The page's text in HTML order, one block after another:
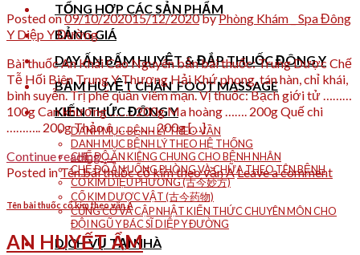
TỔNG HỢP CÁC SẢN PHẨM
BẢNG GIÁ
DAY ẤN BẤM HUYỆT & ĐẮP THUỐC ĐÔNG Y
BẤM HUYỆT CHÂN_FOOT MASSAGE
KIẾN THỨC ĐÔNG Y
DANH MỤC BỆNH LÝ THEO VẦN
DANH MỤC BỆNH LÝ THEO HỆ THỐNG
CHẾ ĐỘ ĂN KIÊNG CHUNG CHO BỆNH NHÂN
CHẾ ĐỘ ĂN UỐNG PHÒNG VÀ CHỮA THEO TÊN BỆNH
CỔ KIM DIỆU PHƯƠNG (古今妙方)
CỔ KIM DƯỢC VẬT (古今药物)
CỦNG CỐ VÀ CẬP NHẬT KIẾN THỨC CHUYÊN MÔN CHO
ĐỘI NGŨ Y BÁC SĨ DIỆP Y ĐƯỜNG
DỊCH VỤ TẠI NHÀ
Posted on09/10/202015/12/2020byPhòng Khám _ Spa Đông
Y Diệp Y Đường
Bài thuốc An Khái Cao Nguyên bản bài thuốc: Trung Dược Chế
Tễ Hối Biên Trung Y Thượng Hải Khứ phong, tán hàn, chỉ khái,
bình suyễn. Trị phế quản viêm mạn. Vị thuốc: Bạch giới tử ………
100g Can khương …….. 200g Ma hoàng ……. 200g Quế chi
……….. 200g Thảo ô ………… 200g […]
Continue reading→
Posted inTên bài thuốc cổ kim theo vần ALeave a comment
Tên bài thuốc cổ kim theo vần A
AN HUYẾT ẨM